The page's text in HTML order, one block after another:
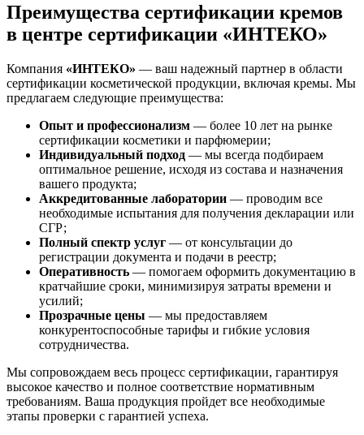
Преимущества сертификации кремов
в центре сертификации «ИНТЕКО»
Компания «ИНТЕКО» — ваш надежный партнер в области
сертификации косметической продукции, включая кремы. Мы
предлагаем следующие преимущества:
Опыт и профессионализм — более 10 лет на рынке
сертификации косметики и парфюмерии;
Индивидуальный подход — мы всегда подбираем
оптимальное решение, исходя из состава и назначения
вашего продукта;
Аккредитованные лаборатории — проводим все
необходимые испытания для получения декларации или
СГР;
Полный спектр услуг — от консультации до
регистрации документа и подачи в реестр;
Оперативность — помогаем оформить документацию в
кратчайшие сроки, минимизируя затраты времени и
усилий;
Прозрачные цены — мы предоставляем
конкурентоспособные тарифы и гибкие условия
сотрудничества.
Мы сопровождаем весь процесс сертификации, гарантируя
высокое качество и полное соответствие нормативным
требованиям. Ваша продукция пройдет все необходимые
этапы проверки с гарантией успеха.